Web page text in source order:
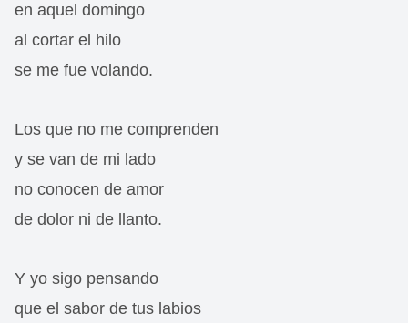
en aquel domingo
al cortar el hilo
se me fue volando.
Los que no me comprenden
y se van de mi lado
no conocen de amor
de dolor ni de llanto.
Y yo sigo pensando
que el sabor de tus labios